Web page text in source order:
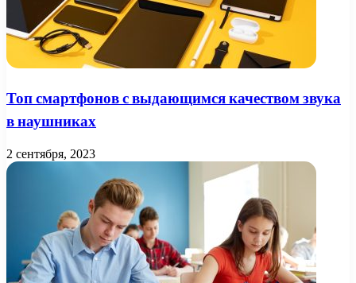
Топ смартфонов с выдающимся качеством звука
в наушниках
2 сентября, 2023